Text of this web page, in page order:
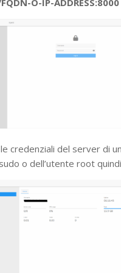
credenziali del server di
o dell’utente root